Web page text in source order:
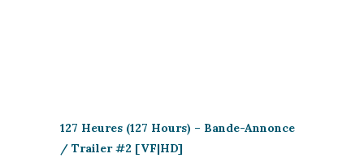
127 Heures (127 Hours) – Bande-Annonce
/ Trailer #2 [VF|HD]